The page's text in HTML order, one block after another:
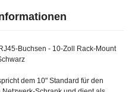
Buchsen - 10-Zoll Rack-Mount
dem 10" Standard für den